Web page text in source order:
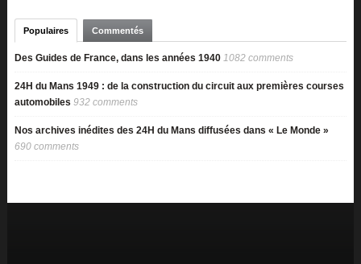
Populaires Commentés
Des Guides de France, dans les années 1940 1082 comments
24H du Mans 1949 : de la construction du circuit aux premières courses
automobiles 932 comments
Nos archives inédites des 24H du Mans diffusées dans « Le Monde »
690 comments